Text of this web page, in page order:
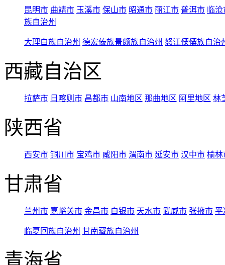
昆明市 曲靖市 玉溪市 保山市 昭通市 丽江市 普洱市 临
族自治州
大理白族自治州 德宏傣族景颇族自治州 怒江傈僳族自治
西藏自治区
拉萨市 日喀则市 昌都市 山南地区 那曲地区 阿里地区 林
陕西省
西安市 铜川市 宝鸡市 咸阳市 渭南市 延安市 汉中市 榆林
甘肃省
兰州市 嘉峪关市 金昌市 白银市 天水市 武威市 张掖市 平
临夏回族自治州 甘南藏族自治州
青海省